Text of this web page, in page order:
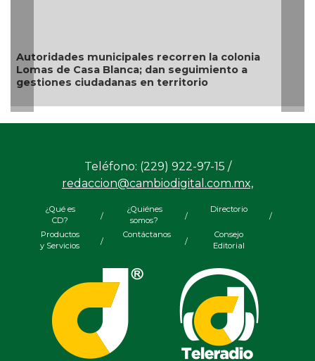
Autoridades municipales recorren la colonia
Lomas de Casa Blanca; dan seguimiento a
gestiones ciudadanas en territorio
Teléfono: (229) 922-97-15 /
redaccion@cambiodigital.com.mx,
¿Qué es
CD?
/
¿Quiénes
somos?
/
Directorio
/
Productos
y Servicios
/
Contáctanos
/
Consejo
Editorial